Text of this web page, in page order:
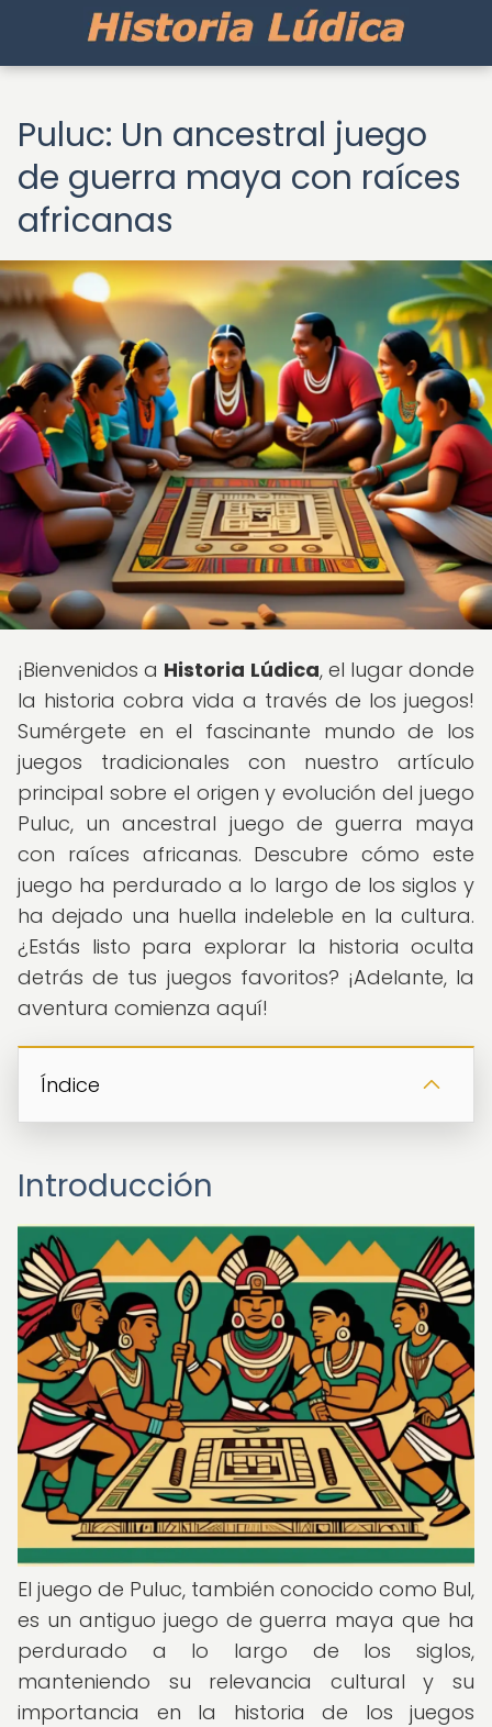
Puluc: Un ancestral juego
de guerra maya con raíces
africanas
¡Bienvenidos a Historia Lúdica, el lugar donde
la historia cobra vida a través de los juegos!
Sumérgete en el fascinante mundo de los
juegos tradicionales con nuestro artículo
principal sobre el origen y evolución del juego
Puluc, un ancestral juego de guerra maya
con raíces africanas. Descubre cómo este
juego ha perdurado a lo largo de los siglos y
ha dejado una huella indeleble en la cultura.
¿Estás listo para explorar la historia oculta
detrás de tus juegos favoritos? ¡Adelante, la
aventura comienza aquí!
Índice
Introducción
El juego de Puluc, también conocido como Bul,
es un antiguo juego de guerra maya que ha
perdurado a lo largo de los siglos,
manteniendo su relevancia cultural y su
importancia en la historia de los juegos